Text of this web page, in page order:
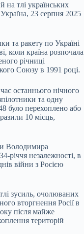
тлі українських
23 серпня 2025
та ракету по Україні
коли країна розпочала
річниці
Союзу в 1991 році.
останнього нічного
та одну
було перехоплено або
10 місць,
Володимира
річчя незалежності, в
війни з Росією
зусиль, очолюваних
вторгнення Росії в
після майже
територій